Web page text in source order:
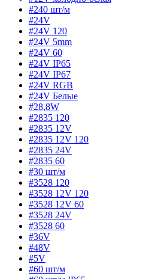
#240 шт/м
#24V
#24V 120
#24V 5mm
#24V 60
#24V IP65
#24V IP67
#24V RGB
#24V Белые
#28,8W
#2835 120
#2835 12V
#2835 12V 120
#2835 24V
#2835 60
#30 шт/м
#3528 120
#3528 12V 120
#3528 12V 60
#3528 24V
#3528 60
#36V
#48V
#5V
#60 шт/м